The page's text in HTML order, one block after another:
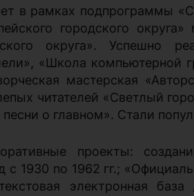
в рамках подпрограммы
городского
округа». Успешно
«Школа компьютерной
мастерская
читателей «Светлый
о главном». Стали
проекты:
с 1930 по 1962 гг.;
электронная